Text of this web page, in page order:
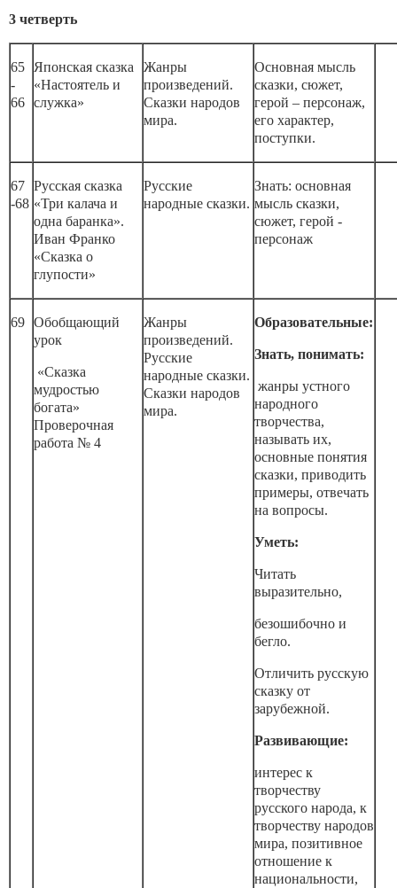
3 четверть
65
-
66
Японская сказка
«Настоятель и
служка»
Жанры
произведений.
Сказки народов
мира.
Основная мысль
сказки, сюжет,
герой – персонаж,
его характер,
поступки.
67
-68
Русская сказка
«Три калача и
одна баранка».
Иван Франко
«Сказка о
глупости»
Русские
народные сказки.
Знать: основная
мысль сказки,
сюжет, герой -
персонаж
69 Обобщающий
урок
«Сказка
мудростью
богата»
Проверочная
работа № 4
Жанры
произведений.
Русские
народные сказки.
Сказки народов
мира.
Образовательные:
Знать, понимать:
жанры устного
народного
творчества,
называть их,
основные понятия
сказки, приводить
примеры, отвечать
на вопросы.
Уметь:
Читать
выразительно,
безошибочно и
бегло.
Отличить русскую
сказку от
зарубежной.
Развивающие:
интерес к
творчеству
русского народа, к
творчеству народов
мира, позитивное
отношение к
национальности,